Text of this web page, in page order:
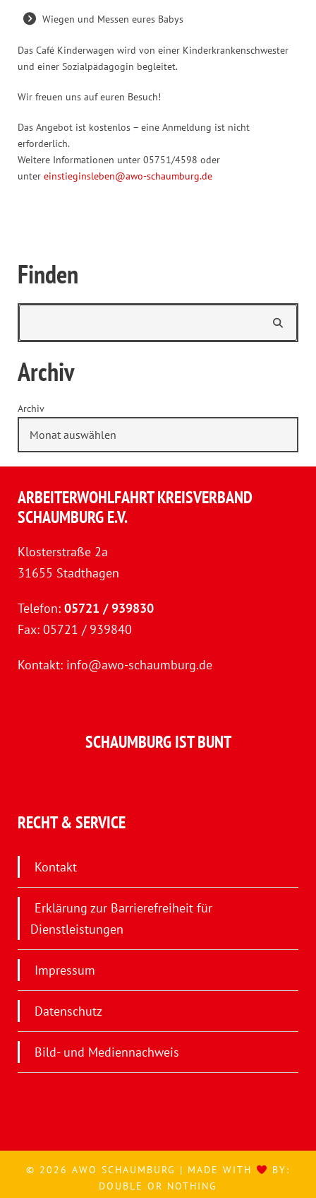
Wiegen und Messen eures Babys
Das Café Kinderwagen wird von einer Kinderkrankenschwester
und einer Sozialpädagogin begleitet.
Wir freuen uns auf euren Besuch!
Das Angebot ist kostenlos – eine Anmeldung ist nicht
erforderlich.
Weitere Informationen unter 05751/4598 oder
unter einstieginsleben@awo-schaumburg.de
Finden
Archiv
Archiv
ARBEITERWOHLFAHRT KREISVERBAND
SCHAUMBURG E.V.
Klosterstraße 2a
31655 Stadthagen
Telefon: 05721 / 939830
Fax: 05721 / 939840
Kontakt: info@awo-schaumburg.de
SCHAUMBURG IST BUNT
RECHT & SERVICE
Kontakt
Erklärung zur Barrierefreiheit für
Dienstleistungen
Impressum
Datenschutz
Bild- und Mediennachweis
© 2026 AWO SCHAUMBURG | MADE WITH
BY:
DOUBLE OR NOTHING